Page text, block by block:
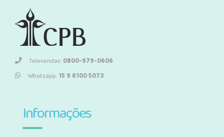
Televendas:0800-979-0606
Whatsapp:15 9 8100 5073
Informações